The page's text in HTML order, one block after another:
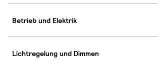
Betrieb und Elektrik
Lichtregelung und Dimmen